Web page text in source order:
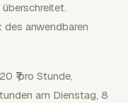
anwendbaren
₹ pro Stunde,
am Dienstag, 8